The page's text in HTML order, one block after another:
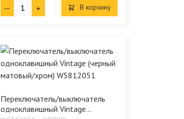
В корзину
Переключатель/выключатель
одноклавишный Vintage...